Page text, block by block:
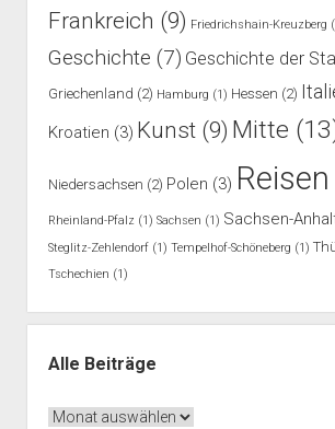
Frankreich (9) Friedrichshain-Kreuzberg
Geschichte (7) Geschichte der
Griechenland (2) Hamburg (1) Hessen (2)
Kroatien (3) Kunst(9) Mitte
Niedersachsen (2) Polen (3) Reisen
Rheinland-Pfalz(1) Sachsen (1) Sachsen-
Steglitz-Zehlendorf (1) Tempelhof-Schöneberg (1)
Tschechien (1)
Alle Beiträge
Alle